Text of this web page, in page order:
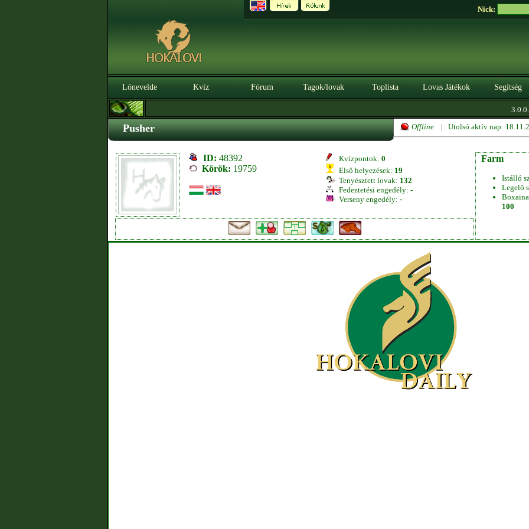
Nick:
Lónevelde Kvíz Fórum Tagok/lovak Toplista Lovas Játékok Segítség
3.0.0.
Pusher Offline | Utolsó aktív nap:
ID: 48392
Körök: 19759
Kvízpontok: 0
Első helyezések: 19
Tenyésztett lovak: 132
Fedeztetési engedély: -
Verseny engedély: -
Farm
Istálló
Legelő
100